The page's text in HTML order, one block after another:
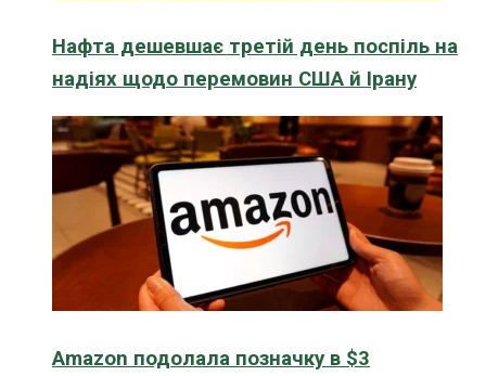
Нафта дешевшає третій день поспіль на
надіях щодо перемовин США й Ірану
Amazon подолала позначку в $3